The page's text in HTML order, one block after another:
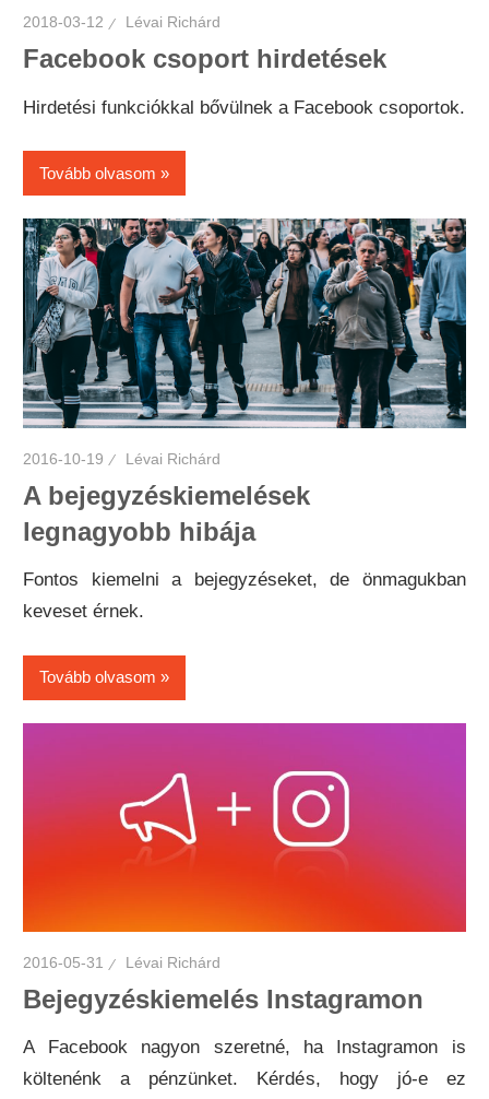
2018-03-12 Lévai Richárd
Facebook csoport hirdetések
Hirdetési funkciókkal bővülnek a Facebook csoportok.
Tovább olvasom
2016-10-19 Lévai Richárd
A bejegyzéskiemelések
legnagyobb hibája
Fontos kiemelni a bejegyzéseket, de önmagukban
keveset érnek.
Tovább olvasom
2016-05-31 Lévai Richárd
Bejegyzéskiemelés Instagramon
A Facebook nagyon szeretné, ha Instagramon is
költenénk a pénzünket. Kérdés, hogy jó-e ez